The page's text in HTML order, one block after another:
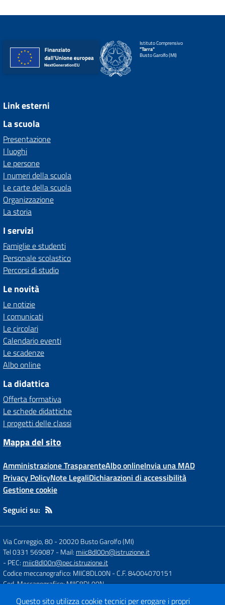
Istituto Comprensivo
"Tarra"
Busto Garolfo (MI)
Link esterni
La scuola
Presentazione
I luoghi
Le persone
I numeri della scuola
Le carte della scuola
Organizzazione
La storia
I servizi
Famiglie e studenti
Personale scolastico
Percorsi di studio
Le novità
Le notizie
I comunicati
Le circolari
Calendario eventi
Le scadenze
Albo online
La didattica
Offerta formativa
Le schede didattiche
I progetti delle classi
Mappa del sito
Amministrazione TrasparenteAlbo onlineInvia una MAD
Privacy PolicyNote LegaliDichiarazioni di accessibilità
Gestione cookie
Seguici su:
Via Correggio, 80-20020 Busto Garolfo (MI)
Tel 0331 569087 - Mail: miic8dl00n@istruzione.it
- PEC: miic8dl00n@pec.istruzione.it
Codice meccanografico: MIIC8DL00N- C.F. 84004070151
Cod. Meccanografico: MIIC8DL00N
Questo sito utilizza cookie tecnici per erogare i propri